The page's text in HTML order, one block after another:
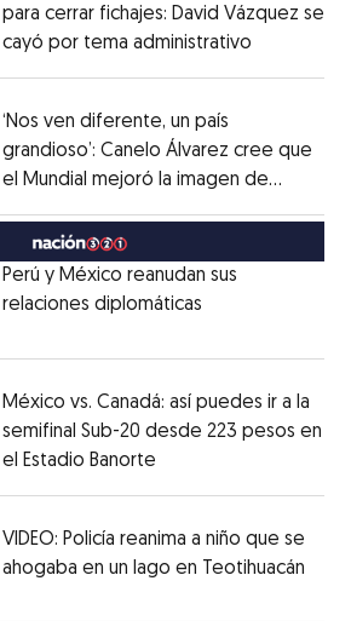
para cerrar fichajes: David Vázquez se
cayó por tema administrativo
‘Nos ven diferente, un país
grandioso’: Canelo Álvarez cree que
el Mundial mejoró la imagen de
MéxicoOpens in new window
Perú y México reanudan sus
relaciones diplomáticas
México vs. Canadá: así puedes ir a la
semifinal Sub-20 desde 223 pesos en
el Estadio Banorte
VIDEO: Policía reanima a niño que se
ahogaba en un lago en Teotihuacán